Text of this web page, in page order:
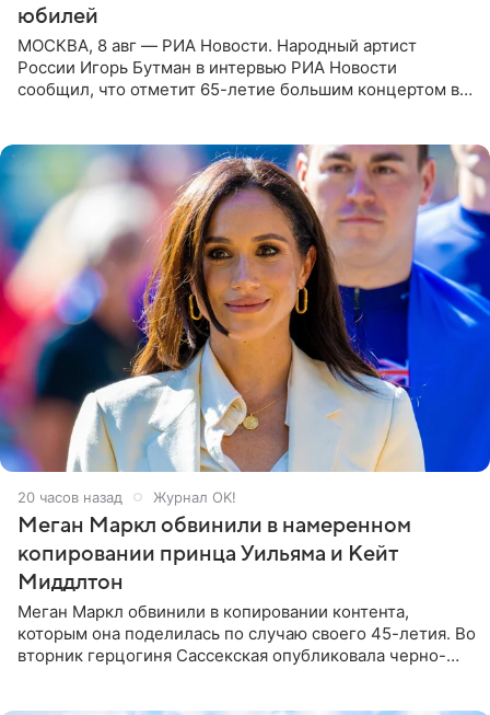
юбилей
МОСКВА, 8 авг — РИА Новости. Народный артист
России Игорь Бутман в интервью РИА Новости
сообщил, что отметит 65-летие большим концертом в
20 часов назад Журнал OK!
Меган Маркл обвинили в намеренном
копировании принца Уильяма и Кейт
Миддлтон
Меган Маркл обвинили в копировании контента,
которым она поделилась по случаю своего 45-летия. Во
вторник герцогиня Сассекская опубликовала черно-